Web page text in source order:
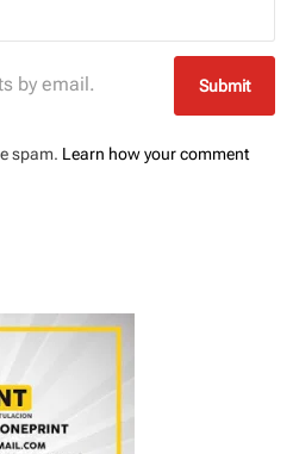
by email.
spam. Learn how your comment